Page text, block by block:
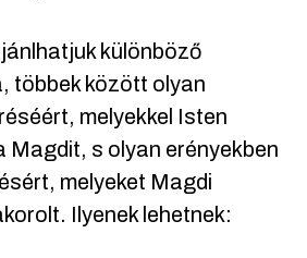
különböző
többek között olyan
melyekkel Isten
Magdit, s olyan erényekben
melyeket Magdi
Ilyenek lehetnek: